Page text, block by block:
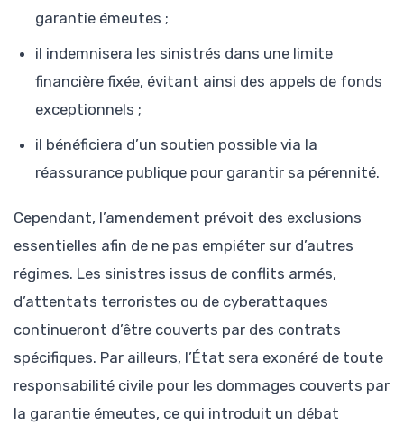
garantie émeutes ;
il indemnisera les sinistrés dans une limite
financière fixée, évitant ainsi des appels de fonds
exceptionnels ;
il bénéficiera d’un soutien possible via la
réassurance publique pour garantir sa pérennité.
Cependant, l’amendement prévoit des exclusions
essentielles afin de ne pas empiéter sur d’autres
régimes. Les sinistres issus de conflits armés,
d’attentats terroristes ou de cyberattaques
continueront d’être couverts par des contrats
spécifiques. Par ailleurs, l’État sera exonéré de toute
responsabilité civile pour les dommages couverts par
la garantie émeutes, ce qui introduit un débat